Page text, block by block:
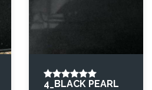
4_BLACK PEARL